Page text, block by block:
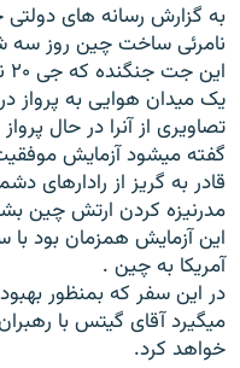
فرکانس‌ها
گزارش‌های تصویری
گزارش‌های ویدئویی
زنان فردا
English
به ما بپیوندید
زبان‌های دیگر
به گزارش رسانه های
نامرئی ساخت چین روز سه
یک میدان هوایی به پرواز
تصاویری از آنرا در حال
قادر به گریز از رادارهای
مدرنیزه کردن ارتش چین
این آزمایش همزمان بود با
آمریکا به چین .
در این سفر که بمنظور
میگیرد آقای گیتس با
خواهد کرد.